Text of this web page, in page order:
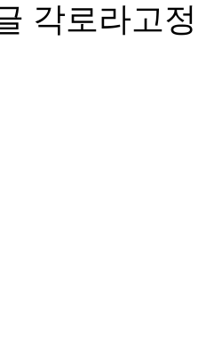
각로라고정